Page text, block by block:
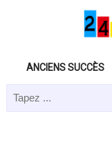
ANCIENS SUCCÈS